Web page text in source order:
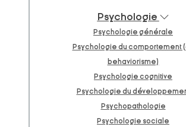
Psychologie
Psychologie générale
Psychologie du comportement
behaviorisme)
Psychologie cognitive
Psychologie du
Psychopathologie
Psychologie sociale